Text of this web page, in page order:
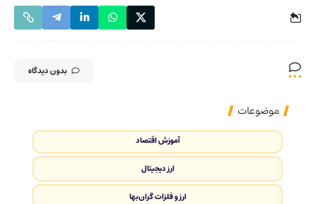
بدون دیدگاه
موضوعات
آموزش اقتصاد
ارز دیجیتال
ارز و فلزات گران‌بها